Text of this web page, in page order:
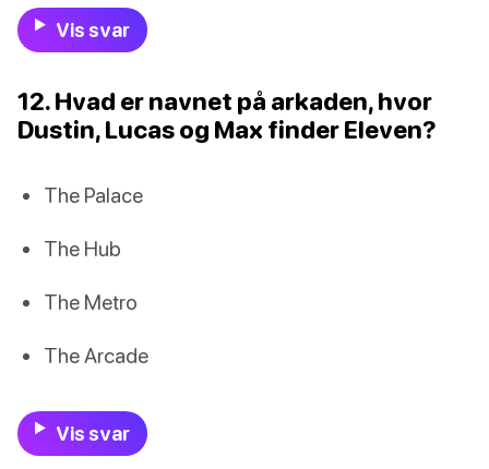
Vis svar
12. Hvad er navnet på arkaden, hvor
Dustin, Lucas og Max finder Eleven?
The Palace
The Hub
The Metro
The Arcade
Vis svar